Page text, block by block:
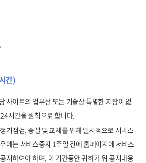
간)
사이트의 업무상 또는 기술상 특별한 지장이 없
시간을 원칙으로 합니다.
기점검, 증설 및 교체를 위해 일시적으로 서비스
에는 서비스중지 1주일 전에 홈페이지에 서비스
지하여야 하며, 이 기간동안 귀하가 위 공지내용